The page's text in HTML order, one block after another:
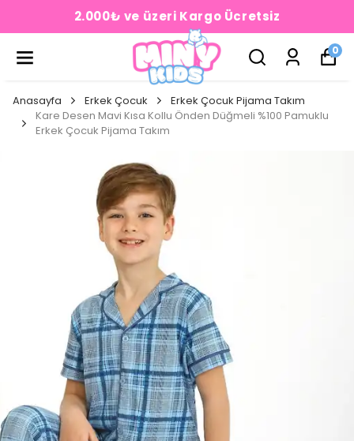
2.000₺ ve üzeri Kargo Ücretsiz
0
Anasayfa Erkek Çocuk
Erkek Çocuk Pijama Takım
Kare Desen Mavi Kısa Kollu Önden Düğmeli %100 Pamuklu
Erkek Çocuk Pijama Takım